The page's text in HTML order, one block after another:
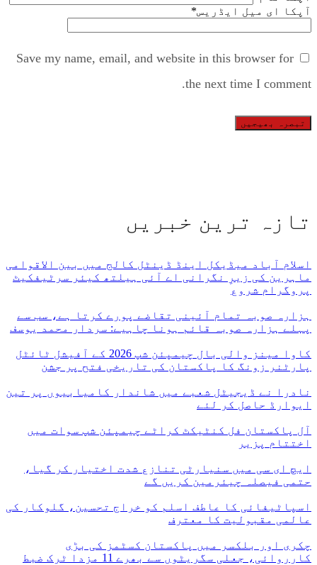
آپکا ای میل ایڈریس*
Save my name, email, and website in this browser for
the next time I comment.
تازہ ترین خبریں
اسلام آباد میڈیکل اینڈ ڈینٹل کالج میں بین الاقوامی
ماہرین کی زیرِ نگرانی اے آئی ہیلتھ کیئر سرٹیفکیٹ
پروگرام شروع
ہزارہ صوبہ تمام آئینی تقاضے پورے کرتا ہے، سب سے
پہلے ہزارہ صوبہ قائم ہونا چاہیے: سردار محمد یوسف
کاوا مینز والی بال چیمپئن شپ 2026 کے آفیشل ٹائٹل
پارٹنر زونگ کا پاکستان کی تاریخی فتح پر جشن
نادرا نے ڈیجیٹل شعبے میں شاندار کامیابیوں پر تین
ایوارڈ حاصل کر لئے
آل پاکستان فل کنٹیکٹ کراٹے چیمپئن شپ سوات میں
اختتام پزیر
ایچ ای سی میں سنیارٹی تنازع شدت اختیار کر گیا،
حتمی فیصلہ چیئرمین کریں گے
اسپاٹیفائی کا عاطف اسلم کو خراج تحسین، گلوکار کی
عالمی مقبولیت کا معترف
چکری اور بلکسر میں پاکستان کسٹمز کی بڑی
کارروائی، جعلی سگریٹوں سے بھرے 11 مزدا ٹرک ضبط